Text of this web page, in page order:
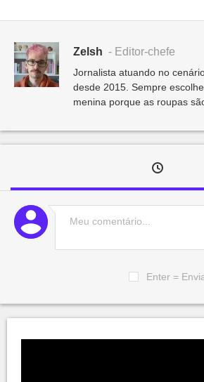
Zelsh - Editor-chefe
Jornalista atuando no
desde 2015. Sempre
menina porque as roupas
Enter =